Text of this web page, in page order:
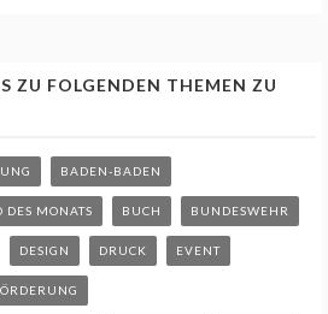
ZU FOLGENDEN THEMEN ZU
BADEN-BADEN
DES MONATS BUCH BUNDESWEHR
DESIGN DRUCK EVENT